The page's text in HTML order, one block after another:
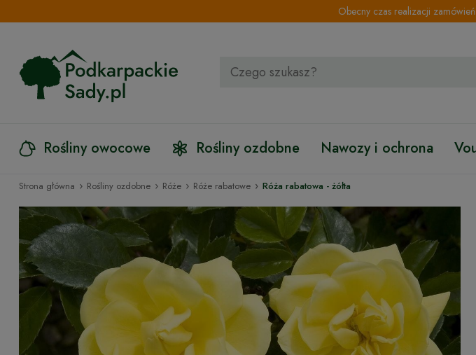
Obecny czas realizacji
Rośliny owocowe Rośliny ozdobne Nawozy i ochrona
Strona główna › Rośliny ozdobne › Róże › Róże rabatowe › Róża rabatowa - żółta